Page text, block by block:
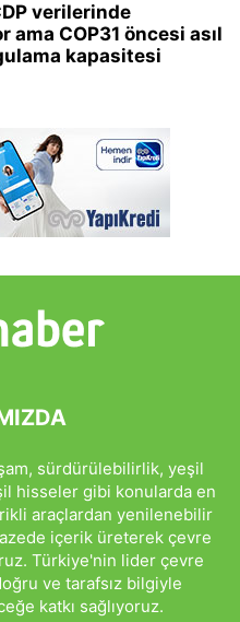
verilerinde
ama COP31 öncesi asıl
kapasitesi
sürdürülebilirlik, yeşil
hisseler gibi konularda en
araçlardan yenilenebilir
içerik üreterek çevre
Türkiye'nin lider çevre
ve tarafsız bilgiyle
katkı sağlıyoruz.